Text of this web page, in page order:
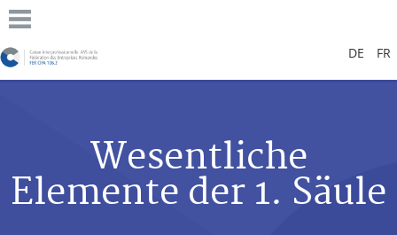
DE FR
Wesentliche
Elemente der 1. Säule